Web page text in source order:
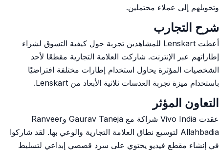
وتحويلهم إلى عملاء محتملين.
شرح التجارب
أعطت Lenskart للمشاهدين تجربة حول كيفية التسوق لشراء
إطاراتهم عبر الإنترنت. شاركت العلامة التجارية مقطعًا لأحد
الشخصيات المؤثرة يحاول استخدام إطارات مختلفة افتراضيًا
باستخدام ميزة تجربة العدسات ثلاثية الأبعاد من Lenskart.
التعاون المؤثر
عقدت Vivo India شراكة مع Gaurav Taneja وRanveer
Allahbadia لتوسيع نطاق العلامة التجارية والوعي بها. لقد شاركوا
في إنشاء مقطع فيديو يحتوي على سرد قصصي إبداعي لتسليط